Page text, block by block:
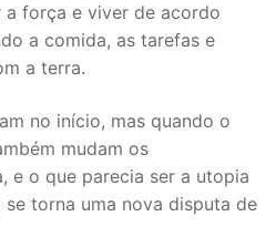
força e viver de acordo
a comida, as tarefas e
a terra.
no início, mas quando o
mudam os
e o que parecia ser a utopia
torna uma nova disputa de